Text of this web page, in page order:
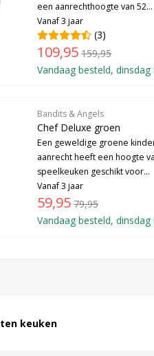
een aanrechthoogte van 52...
Vanaf 3 jaar
(3)
109,95 159,95
Vandaag besteld, dinsdag
Bandits & Angels
Chef Deluxe groen
Een geweldige groene
aanrecht heeft een hoogte
speelkeuken geschikt voor...
Vanaf 3 jaar
59,95 79,95
Vandaag besteld, dinsdag
keuken